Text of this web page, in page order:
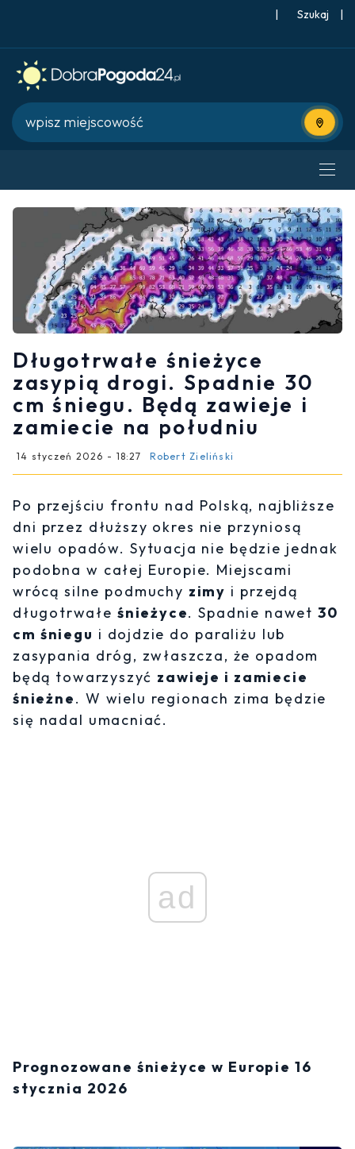
| |
Użyj
Długotrwałe śnieżyce
zasypią drogi. Spadnie 30
cm śniegu. Będą zawieje i
zamiecie na południu
14 styczeń 2026 - 18:27 Robert Zieliński
Po przejściu frontu nad Polską, najbliższe
dni przez dłuższy okres nie przyniosą
wielu opadów. Sytuacja nie będzie jednak
podobna w całej Europie. Miejscami
wrócą silne podmuchy zimy i przejdą
długotrwałe śnieżyce. Spadnie nawet30
cm śniegu i dojdzie do paraliżu lub
zasypania dróg, zwłaszcza, że opadom
będą towarzyszyć zawieje i zamiecie
śnieżne. W wielu regionach zima będzie
się nadal umacniać.
ad
Prognozowane śnieżyce w Europie 16
stycznia 2026